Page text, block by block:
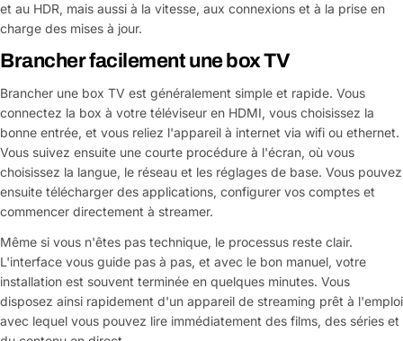
et au HDR, mais aussi à la vitesse, aux connexions et à la prise en
charge des mises à jour.
Brancher facilement une box TV
Brancher une box TV est généralement simple et rapide. Vous
connectez la box à votre téléviseur en HDMI, vous choisissez la
bonne entrée, et vous reliez l'appareil à internet via wifi ou ethernet.
Vous suivez ensuite une courte procédure à l'écran, où vous
choisissez la langue, le réseau et les réglages de base. Vous pouvez
ensuite télécharger des applications, configurer vos comptes et
commencer directement à streamer.
Même si vous n'êtes pas technique, le processus reste clair.
L'interface vous guide pas à pas, et avec le bon manuel, votre
installation est souvent terminée en quelques minutes. Vous
disposez ainsi rapidement d'un appareil de streaming prêt à l'emploi
avec lequel vous pouvez lire immédiatement des films, des séries et